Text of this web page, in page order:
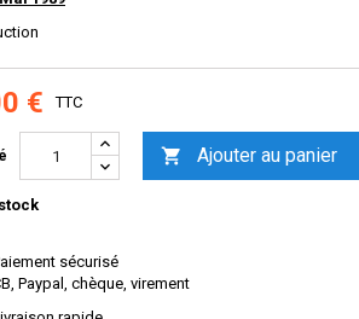
€ TTC
 Ajouter au panier
sécurisé
Paypal, chèque, virement